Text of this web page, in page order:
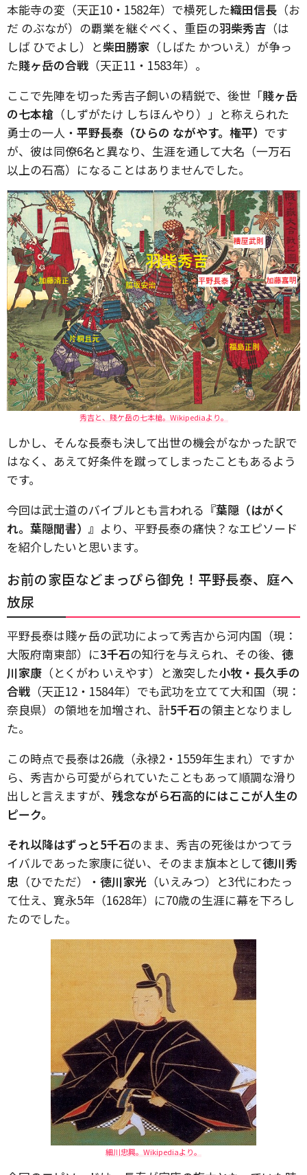
本能寺の変（天正10・1582年）で横死した織田信長 （お
だ のぶなが）の覇業を継ぐべく、重臣の羽柴秀吉 （は
しば ひでよし）と柴田勝家 （しばた かついえ）が争っ
た賤ヶ岳の合戦 （天正11・1583年）。
ここで先陣を切った秀吉子飼いの精鋭で、後世「賤ヶ岳
の七本槍 （しずがたけ しちほんやり）」と称えられた
勇士の一人・ 平野長泰（ひらの ながやす。権平） です
が、彼は同僚6名と異なり、生涯を通して大名（一万石
以上の石高）になることはありませんでした。
秀吉と、賤ケ岳の七本槍。Wikipediaより。
しかし、そんな長泰も決して出世の機会がなかった訳で
はなく、あえて好条件を蹴ってしまったこともあるよう
です。
今回は武士道のバイブルとも言われる 『葉隠（はがく
れ。葉隠聞書）』 より、平野長泰の痛快？なエピソード
を紹介したいと思います。
お前の家臣などまっぴら御免！平野長泰、庭へ
放尿
平野長泰は賤ヶ岳の武功によって秀吉から河内国（現：
大阪府南東部）に3千石の知行を与えられ、その後、 徳
川家康 （とくがわ いえやす）と激突した小牧・長久手の
合戦 （天正12・1584年）でも武功を立てて大和国（現：
奈良県）の領地を加増され、計5千石の領主となりまし
た。
この時点で長泰は26歳（永禄2・1559年生まれ）ですか
ら、秀吉から可愛がられていたこともあって順調な滑り
出しと言えますが、 残念ながら石高的にはここが人生の
ピーク。
それ以降はずっと5千石のまま、秀吉の死後はかつてラ
イバルであった家康に従い、そのまま旗本として徳川秀
忠 （ひでただ）・ 徳川家光 （いえみつ）と3代にわたっ
て仕え、寛永5年（1628年）に70歳の生涯に幕を下ろし
たのでした。
細川忠興。Wikipediaより。